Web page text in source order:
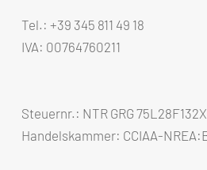
Tel.: +39 345 811 49 18
IVA: 00764760211
Steuernr.: NTR GRG 75L28F132X
Handelskammer: CCIAA-